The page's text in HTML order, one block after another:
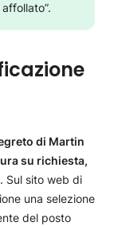
di Martin
su richiesta,
. Sul sito web di
una selezione
del posto